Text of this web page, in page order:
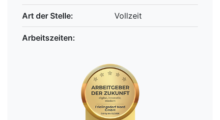
Art der Stelle: Vollzeit
Arbeitszeiten: